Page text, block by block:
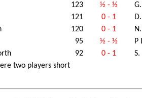
123 ½ - ½
121 0 - 1
120 0 - 1
95 ½ - ½
P
92 0 - 1
two players short